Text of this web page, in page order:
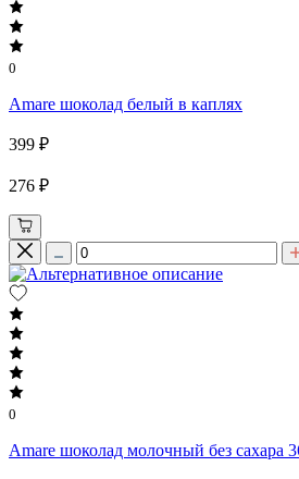
0
Amare шоколад белый в каплях
399 ₽
276 ₽
0
Amare шоколад молочный без сахара